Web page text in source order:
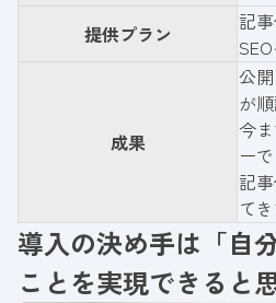
提供プラン
記
成果
公
が
今
ー
記
て
導入の決め手は「自
ことを実現できると